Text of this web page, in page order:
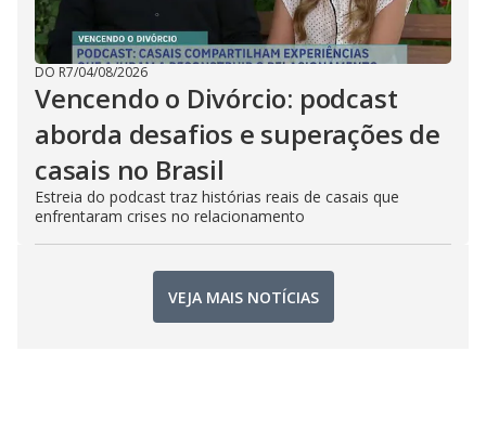
DO R7/04/08/2026
Vencendo o Divórcio: podcast
aborda desafios e superações de
casais no Brasil
Estreia do podcast traz histórias reais de casais que
enfrentaram crises no relacionamento
VEJA MAIS NOTÍCIAS